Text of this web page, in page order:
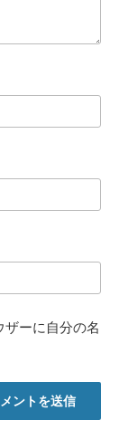
ーに自分の名